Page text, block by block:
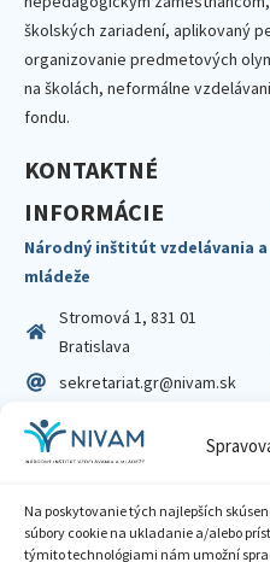
Na poskytovanie tých najlepších
súbory cookie na ukladanie a/alebo
týmito technológiami nám umožní
školských zariadení, aplikovaný
organizovanie predmetových
na školách, neformálne
fondu.
KONTAKTNÉ
INFORMÁCIE
Národný inštitút vzdelávania a
mládeže
Stromová 1, 831 01
Bratislava
sekretariat.gr@nivam.sk
IČO: 00164348
DIČ: 2020798714